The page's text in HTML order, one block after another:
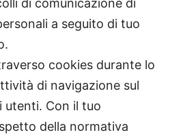
di comunicazione di
a seguito di tuo
cookies durante lo
di navigazione sul
utenti. Con il tuo
della normativa